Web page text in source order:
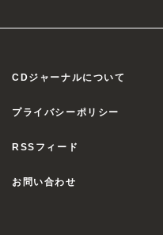
CDジャーナルについて
プライバシーポリシー
RSSフィード
お問い合わせ